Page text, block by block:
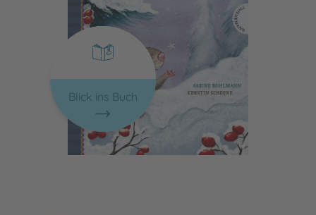
Blick ins Buch